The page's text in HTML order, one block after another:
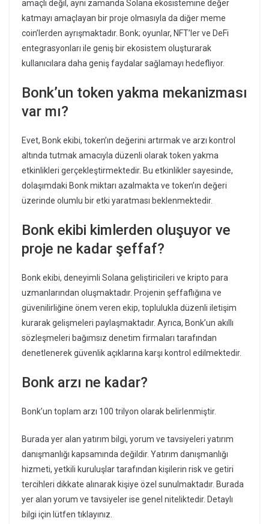
amaçlı değil, aynı zamanda Solana ekosistemine değer
katmayı amaçlayan bir proje olmasıyla da diğer meme
coin’lerden ayrışmaktadır. Bonk; oyunlar, NFT’ler ve DeFi
entegrasyonları ile geniş bir ekosistem oluşturarak
kullanıcılara daha geniş faydalar sağlamayı hedefliyor.
Bonk’un token yakma mekanizması
var mı?
Evet, Bonk ekibi, token’ın değerini artırmak ve arzı kontrol
altında tutmak amacıyla düzenli olarak token yakma
etkinlikleri gerçekleştirmektedir. Bu etkinlikler sayesinde,
dolaşımdaki Bonk miktarı azalmakta ve token’ın değeri
üzerinde olumlu bir etki yaratması beklenmektedir.
Bonk ekibi kimlerden oluşuyor ve
proje ne kadar şeffaf?
Bonk ekibi, deneyimli Solana geliştiricileri ve kripto para
uzmanlarından oluşmaktadır. Projenin şeffaflığına ve
güvenilirliğine önem veren ekip, toplulukla düzenli iletişim
kurarak gelişmeleri paylaşmaktadır. Ayrıca, Bonk’un akıllı
sözleşmeleri bağımsız denetim firmaları tarafından
denetlenerek güvenlik açıklarına karşı kontrol edilmektedir.
Bonk arzı ne kadar?
Bonk’un toplam arzı 100 trilyon olarak belirlenmiştir.
Burada yer alan yatırım bilgi, yorum ve tavsiyeleri yatırım
danışmanlığı kapsamında değildir. Yatırım danışmanlığı
hizmeti, yetkili kuruluşlar tarafından kişilerin risk ve getiri
tercihleri dikkate alınarak kişiye özel sunulmaktadır. Burada
yer alan yorum ve tavsiyeler ise genel niteliktedir. Detaylı
bilgi için lütfen tıklayınız.